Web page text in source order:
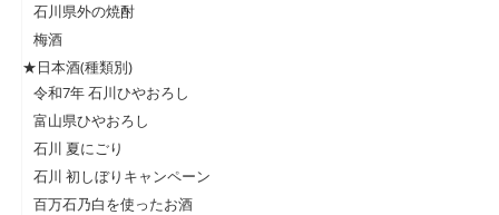
石川県外の焼酎
梅酒
★日本酒(種類別)
令和7年 石川ひやおろし
富山県ひやおろし
石川 夏にごり
石川 初しぼりキャンペーン
百万石乃白を使ったお酒